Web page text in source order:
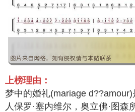
上榜理由：
梦中的婚礼(mariage
人保罗·塞内维尔，奥立佛·图